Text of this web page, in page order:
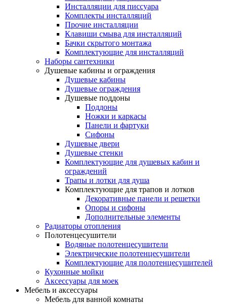
Инсталляции для писсуара
Комплекты инсталляций
Прочие инсталляции
Клавиши смыва для инсталляций
Бачки скрытого монтажа
Комплектующие для инсталляций
Наборы сантехники
Душевые кабины и ограждения
Душевые кабины
Душевые ограждения
Душевые поддоны
Поддоны
Ножки и каркасы
Панели и фартуки
Сифоны
Душевые двери
Душевые стенки
Комплектующие для душевых кабин и
ограждений
Трапы и лотки для душа
Комплектующие для трапов и лотков
Декоративные панели и решетки
Опоры и сифоны
Дополнительные элементы
Радиаторы отопления
Полотенцесушители
Водяные полотенцесушители
Электрические полотенцесушители
Комплектующие для полотенцесушителей
Кухонные мойки
Аксессуары для моек
Мебель и аксессуары
Мебель для ванной комнаты